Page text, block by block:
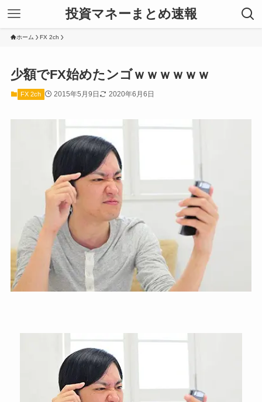
投資マネーまとめ速報
ホーム FX 2ch
少額でFX始めたンゴｗｗｗｗｗｗ
FX 2ch 2015年5月9日 2020年6月6日